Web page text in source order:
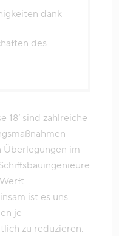
dank
des
18‘ sind zahlreiche
Überlegungen im
ist es uns
je
zu reduzieren.